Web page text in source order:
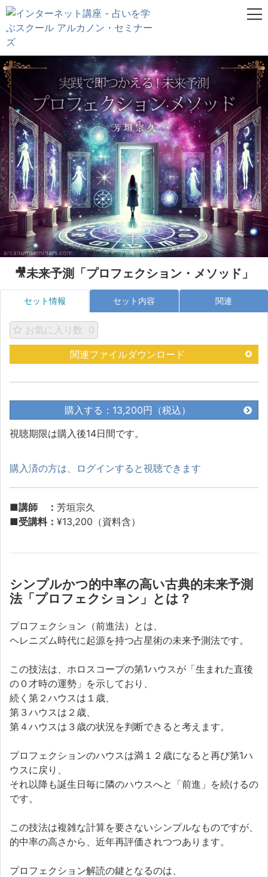
🎥未来予測「プロフェクション・メソッド」
セット情報 セット内容 関連
お気に入り数 0
関連ファイルダウンロード
購入する：13,200円（税込）
視聴期限は購入後14日間です。
購入済の方は、ログインすると視聴できます
■講師 ： 芳垣宗久
■受講料： ¥13,200（資料含）
シンプルかつ的中率の高い古典的未来予測
法「プロフェクション」とは？
プロフェクション（前進法）とは、
ヘレニズム時代に起源を持つ占星術の未来予測法です。
この技法は、ホロスコープの第1ハウスが「生まれた直後
の０才時の運勢」を示しており、
続く第２ハウスは１歳、
第３ハウスは２歳、
第４ハウスは３歳の状況を判断できると考えます。
プロフェクションのハウスは満１２歳になると再び第1ハ
ウスに戻り、
それ以降も誕生日毎に隣のハウスへと「前進」を続けるの
です。
この技法は複雑な計算を要さないシンプルなものですが、
的中率の高さから、近年再評価されつつあります。
プロフェクション解読の鍵となるのは、